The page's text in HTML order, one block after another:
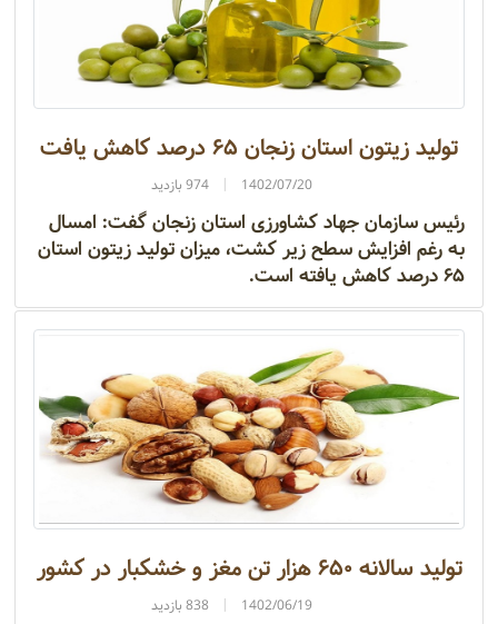
تولید زیتون استان زنجان ۶۵ درصد کاهش یافت
1402/07/20 974 بازدید
رئیس سازمان جهاد کشاورزی استان زنجان گفت: امسال
به رغم افزایش سطح زیر کشت، میزان تولید زیتون استان
۶۵ درصد کاهش یافته است.
تولید سالانه ۶۵۰ هزار تن مغز و خشکبار در کشور
1402/06/19 838 بازدید